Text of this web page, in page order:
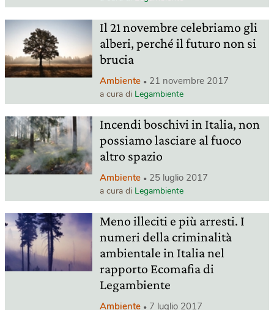
Il 21 novembre celebriamo gli
alberi, perché il futuro non si
brucia
Ambiente 21 novembre 2017
a cura di Legambiente
Incendi boschivi in Italia, non
possiamo lasciare al fuoco
altro spazio
Ambiente 25 luglio 2017
a cura di Legambiente
Meno illeciti e più arresti. I
numeri della criminalità
ambientale in Italia nel
rapporto Ecomafia di
Legambiente
Ambiente 7 luglio 2017